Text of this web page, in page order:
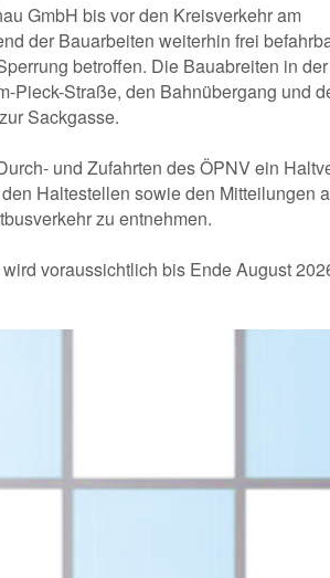
GmbH bis vor den Kreisverkehr am
der Bauarbeiten weiterhin frei
betroffen. Die Bauabreiten in
Pieck-Straße, den Bahnübergang und
Sackgasse.
und Zufahrten des ÖPNV ein
Haltestellen sowie den Mitteilungen
zu entnehmen.
voraussichtlich bis Ende August